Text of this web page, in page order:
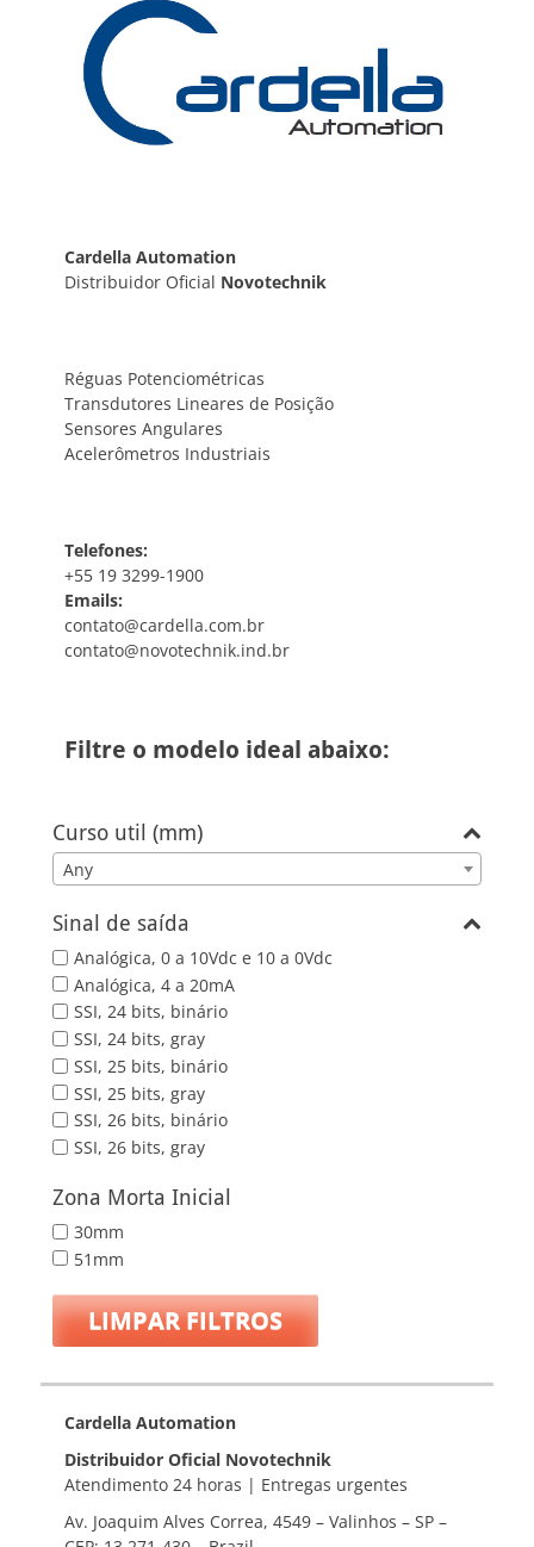
Cardella Automation
Distribuidor Oficial Novotechnik
Réguas Potenciométricas
Transdutores Lineares de Posição
Sensores Angulares
Acelerômetros Industriais
Telefones:
+55 19 3299-1900
Emails:
contato@cardella.com.br
contato@novotechnik.ind.br
Filtre o modelo ideal abaixo:
Curso util (mm)
Any
Sinal de saída
Analógica, 0 a 10Vdc e 10 a 0Vdc
Analógica, 4 a 20mA
SSI, 24 bits, binário
SSI, 24 bits, gray
SSI, 25 bits, binário
SSI, 25 bits, gray
SSI, 26 bits, binário
SSI, 26 bits, gray
Zona Morta Inicial
30mm
51mm
LIMPAR FILTROS
Cardella Automation
Distribuidor Oficial Novotechnik
Atendimento 24 horas | Entregas urgentes
Av. Joaquim Alves Correa, 4549 – Valinhos – SP –